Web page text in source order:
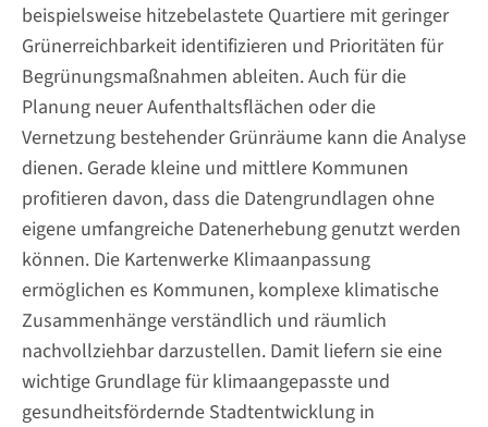
beispielsweise hitzebelastete Quartiere mit geringer
Grünerreichbarkeit identifizieren und Prioritäten für
Begrünungsmaßnahmen ableiten. Auch für die
Planung neuer Aufenthaltsflächen oder die
Vernetzung bestehender Grünräume kann die Analyse
dienen. Gerade kleine und mittlere Kommunen
profitieren davon, dass die Datengrundlagen ohne
eigene umfangreiche Datenerhebung genutzt werden
können. Die Kartenwerke Klimaanpassung
ermöglichen es Kommunen, komplexe klimatische
Zusammenhänge verständlich und räumlich
nachvollziehbar darzustellen. Damit liefern sie eine
wichtige Grundlage für klimaangepasste und
gesundheitsfördernde Stadtentwicklung in